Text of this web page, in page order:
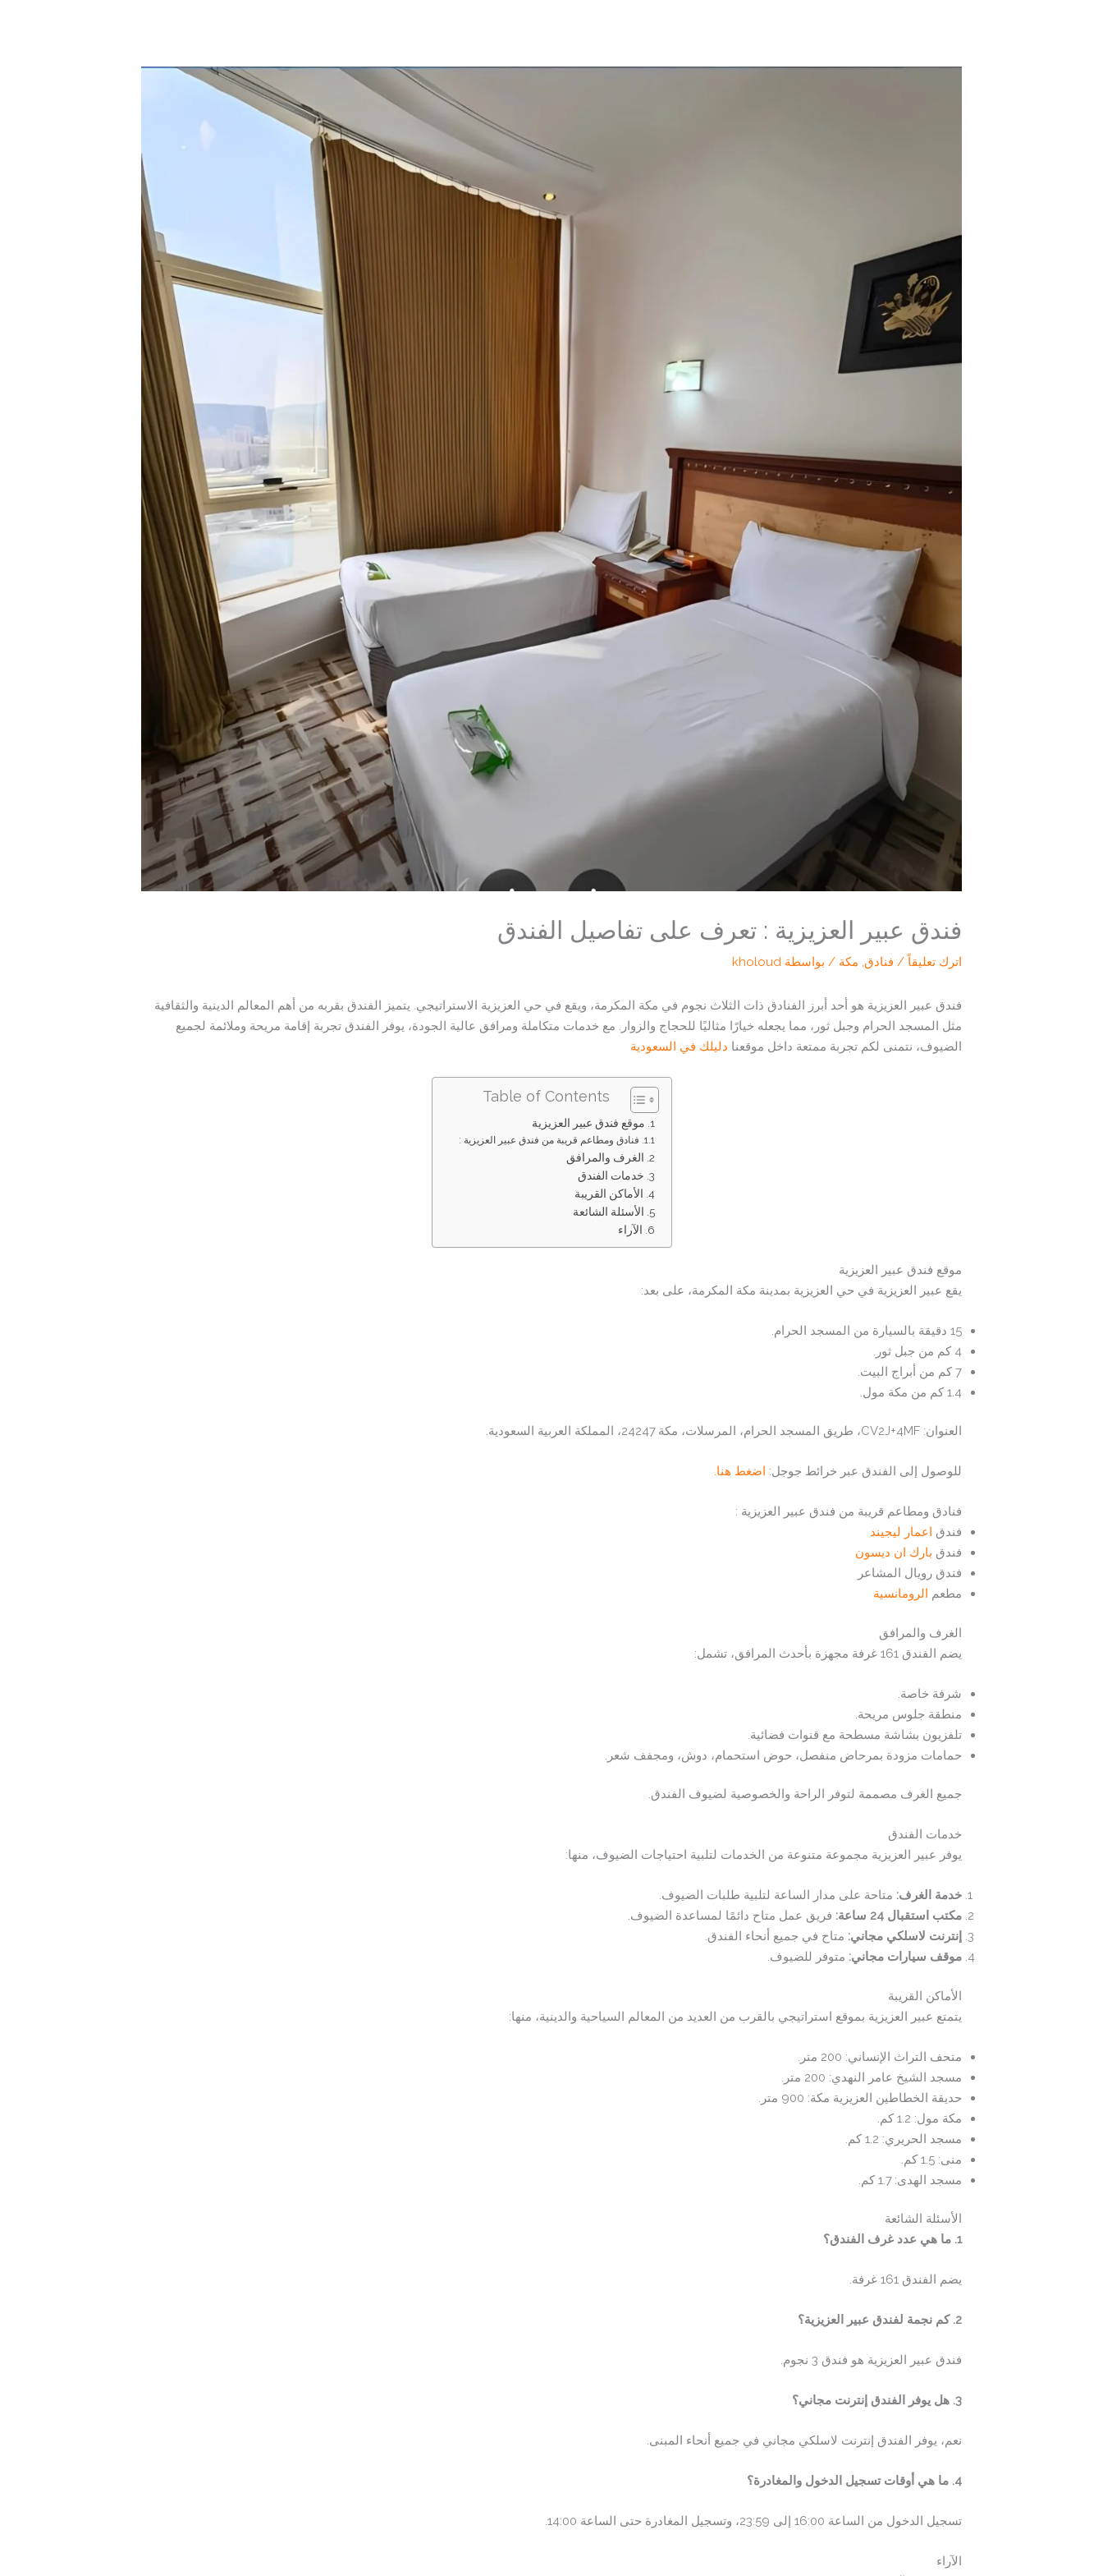
فندق عبير العزيزية : تعرف على تفاصيل الفندق
اترك تعليقاً / فنادق, مكة / بواسطة kholoud
فندق عبير العزيزية هو أحد أبرز الفنادق ذات الثلاث نجوم في مكة المكرمة، ويقع في حي العزيزية الاستراتيجي. يتميز الفندق بقربه من أهم المعالم الدينية والثقافية
مثل المسجد الحرام وجبل ثور، مما يجعله خيارًا مثاليًا للحجاج والزوار. مع خدمات متكاملة ومرافق عالية الجودة، يوفر الفندق تجربة إقامة مريحة وملائمة لجميع
الضيوف، نتمنى لكم تجربة ممتعة داخل موقعنا دليلك في السعودية
Table of Contents
موقع فندق عبير العزيزية
فنادق ومطاعم قريبة من فندق عبير العزيزية :
الغرف والمرافق
خدمات الفندق
الأماكن القريبة
الأسئلة الشائعة
الآراء
موقع فندق عبير العزيزية
يقع عبير العزيزية في حي العزيزية بمدينة مكة المكرمة، على بعد:
15 دقيقة بالسيارة من المسجد الحرام.
4 كم من جبل ثور.
7 كم من أبراج البيت.
1.4 كم من مكة مول.
العنوان: CV2J+4MF، طریق المسجد الحرام، المرسلات، مكة 24247، المملكة العربية السعودية.
للوصول إلى الفندق عبر خرائط جوجل: اضغط هنا.
فنادق ومطاعم قريبة من فندق عبير العزيزية :
فندق اعمار ليجيند
فندق بارك ان ديسون
فندق رويال المشاعر
مطعم الرومانسية
الغرف والمرافق
يضم الفندق 161 غرفة مجهزة بأحدث المرافق، تشمل:
شرفة خاصة.
منطقة جلوس مريحة.
تلفزيون بشاشة مسطحة مع قنوات فضائية.
حمامات مزودة بمرحاض منفصل، حوض استحمام، دوش، ومجفف شعر.
جميع الغرف مصممة لتوفر الراحة والخصوصية لضيوف الفندق.
خدمات الفندق
يوفر عبير العزيزية مجموعة متنوعة من الخدمات لتلبية احتياجات الضيوف، منها:
خدمة الغرف: متاحة على مدار الساعة لتلبية طلبات الضيوف.
مكتب استقبال 24 ساعة:
فريق عمل متاح دائمًا لمساعدة الضيوف.
إنترنت لاسلكي مجاني: متاح في جميع أنحاء الفندق.
موقف سيارات مجاني: متوفر للضيوف.
الأماكن القريبة
يتمتع عبير العزيزية بموقع استراتيجي بالقرب من العديد من المعالم السياحية والدينية، منها:
متحف التراث الإنساني: 200 متر.
مسجد الشيخ عامر النهدي: 200 متر.
حديقة الخطاطين العزيزية مكة: 900 متر.
مكة مول: 1.2 كم.
مسجد الحريري: 1.2 كم.
منى: 1.5 كم.
مسجد الهدى: 1.7 كم.
الأسئلة الشائعة
1. ما هي عدد غرف الفندق؟
يضم الفندق 161 غرفة.
2. كم نجمة لفندق عبير العزيزية؟
فندق عبير العزيزية هو فندق 3 نجوم.
3. هل يوفر الفندق إنترنت مجاني؟
نعم، يوفر الفندق إنترنت لاسلكي مجاني في جميع أنحاء المبنى.
4. ما هي أوقات تسجيل الدخول والمغادرة؟
تسجيل الدخول من الساعة 16:00 إلى 23:59، وتسجيل المغادرة حتى الساعة 14:00.
الآراء